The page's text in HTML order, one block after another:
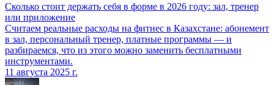
Сколько стоит держать себя в форме в 2026 году: зал, тренер
или приложение
Считаем реальные расходы на фитнес в Казахстане: абонемент
в зал, персональный тренер, платные программы — и
разбираемся, что из этого можно заменить бесплатными
инструментами.
11 августа 2025 г.